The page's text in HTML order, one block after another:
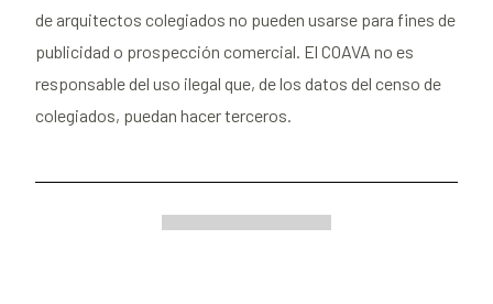
de arquitectos colegiados no pueden usarse para fines de
publicidad o prospección comercial. El COAVA no es
responsable del uso ilegal que, de los datos del censo de
colegiados, puedan hacer terceros.